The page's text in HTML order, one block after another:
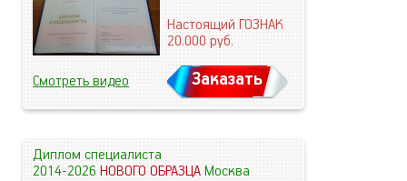
Настоящий ГОЗНАК
20.000руб.
Смотреть видео Заказать
Диплом специалиста
2014-2026НОВОГО ОБРАЗЦАМосква